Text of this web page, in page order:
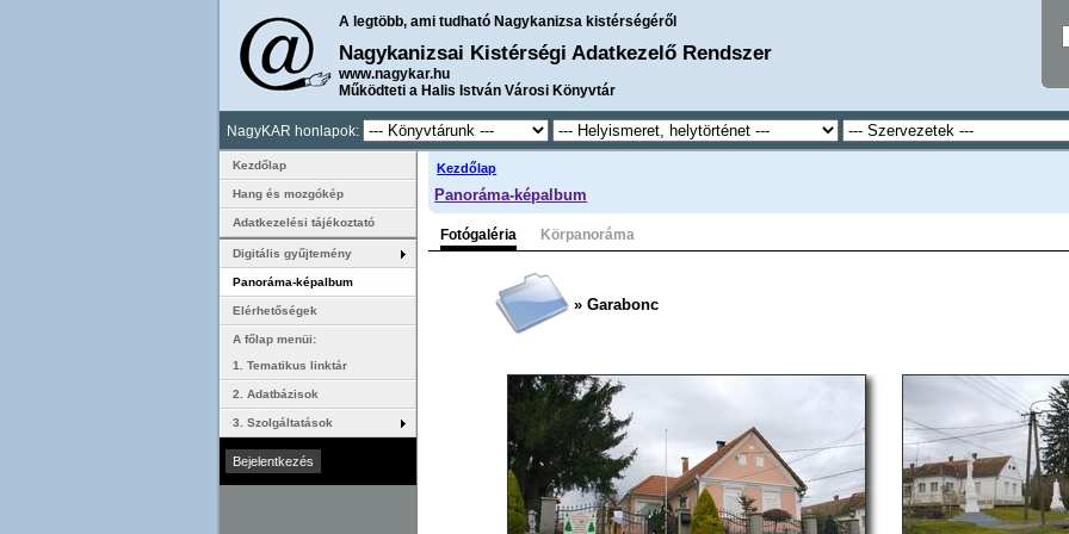
A legtöbb, ami tudható Nagykanizsa kistérségéről
Nagykanizsai Kistérségi Adatkezelő Rendszer
www.nagykar.hu
Működteti a Halis István Városi Könyvtár
NagyKAR honlapok:
Kezdőlap
Panoráma-képalbum
Fotógaléria Körpanoráma
» Garabonc
Kezdőlap
Hang és mozgókép
Adatkezelési tájékoztató
Digitális gyűjtemény
Panoráma-képalbum
Elérhetőségek
A főlap menüi:
1. Tematikus linktár
2. Adatbázisok
3. Szolgáltatások